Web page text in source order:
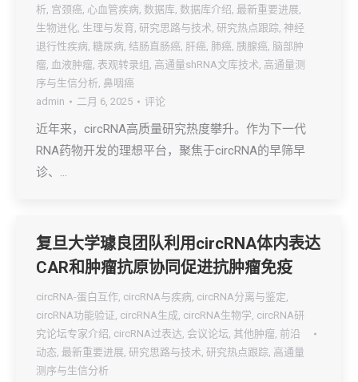
析, 宫颈癌, 心血管疾病, 数据库, 数据库介绍, 最新重要进展,
生物进化, 生理与发育, 研究思路与技术, 研究热点跟踪, 神经
退行性疾病, 糖尿病, 结肠直肠癌, 肝癌, 肺癌, 胰腺癌, 脑部肿
瘤, 血液肿瘤, 表观转录组 , 高通量shRNA文库技术, 高通量测
序与生信分析, 鼻咽癌
admin
二月 6, 2025 评论
近年来，circRNA高质量研究热度攀升。作为下一代
RNA药物开发的理想平台，聚焦于circRNA的早筛早
诊、…
复旦大学璩良团队利用circRNA体内表达
CAR和肿瘤抗原协同促进抗肿瘤免疫
circRNA-蛋白互作, circRNA与疾病, circRNA分离与鉴定,
circRNA功能验证, circRNA生成, circRNA生物学, circRNA研
究论坛专家介绍, circRNA过表达, 会议论坛, 其他肿瘤, 前沿
动态, 最新重要进展, 研究思路与技术, 研究热点跟踪, 高通量
测序与生信分析